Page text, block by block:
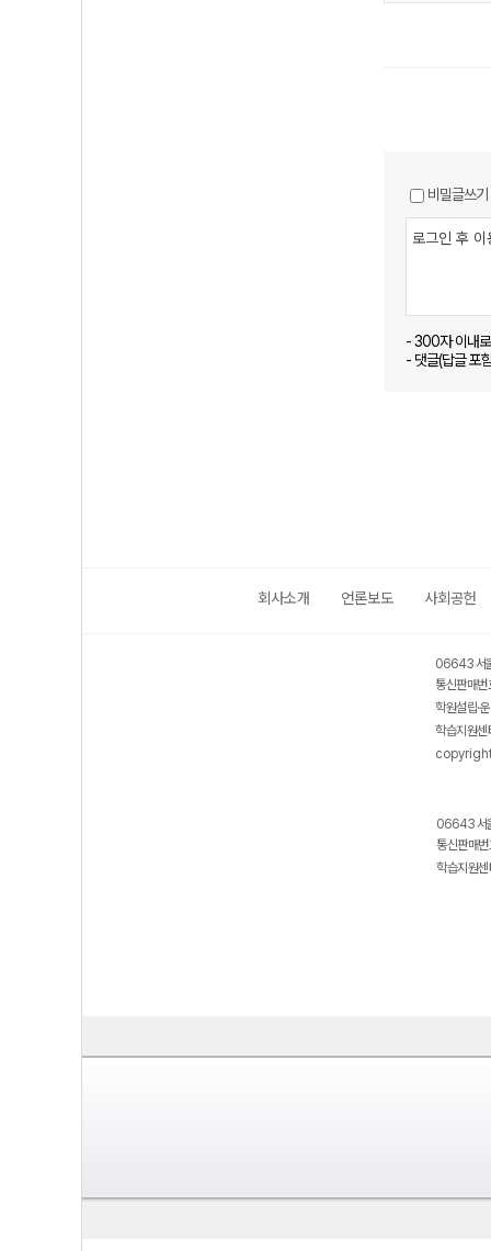
비밀글쓰기
- 300자 이내
- 댓글(답글 포
회사소개 언론보도 사회공헌
06643 서
통신판매
학원설립·
학습지원
06643 서
통신판매
학습지원